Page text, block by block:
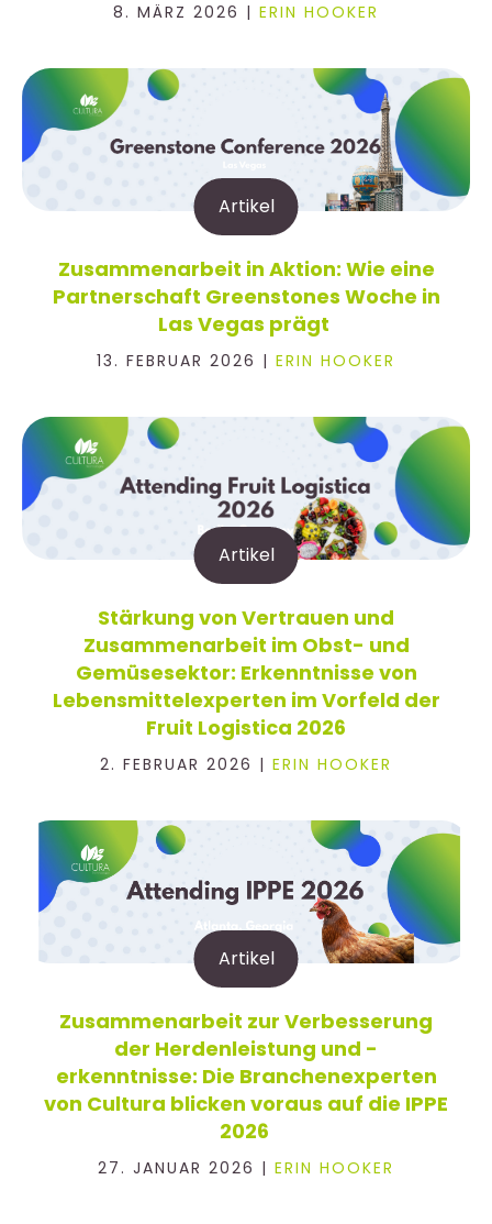
8. MÄRZ 2026 | ERIN HOOKER
Artikel
Zusammenarbeit in Aktion: Wie eine
Partnerschaft Greenstones Woche in
Las Vegas prägt
13. FEBRUAR 2026 | ERIN HOOKER
Artikel
Stärkung von Vertrauen und
Zusammenarbeit im Obst- und
Gemüsesektor: Erkenntnisse von
Lebensmittelexperten im Vorfeld der
Fruit Logistica 2026
2. FEBRUAR 2026 | ERIN HOOKER
Artikel
Zusammenarbeit zur Verbesserung
der Herdenleistung und -
erkenntnisse: Die Branchenexperten
von Cultura blicken voraus auf die IPPE
2026
27. JANUAR 2026 | ERIN HOOKER